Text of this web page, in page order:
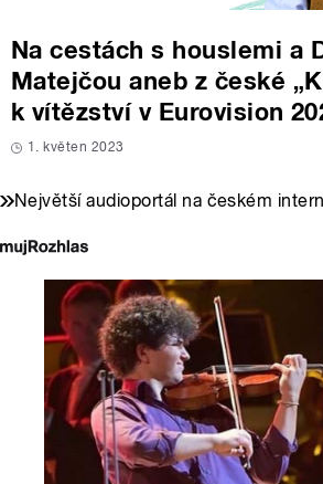
Na cestách s houslemi a
Matejčou aneb z české
k vítězství v Eurovision
1. květen 2023
Největší audioportál na českém